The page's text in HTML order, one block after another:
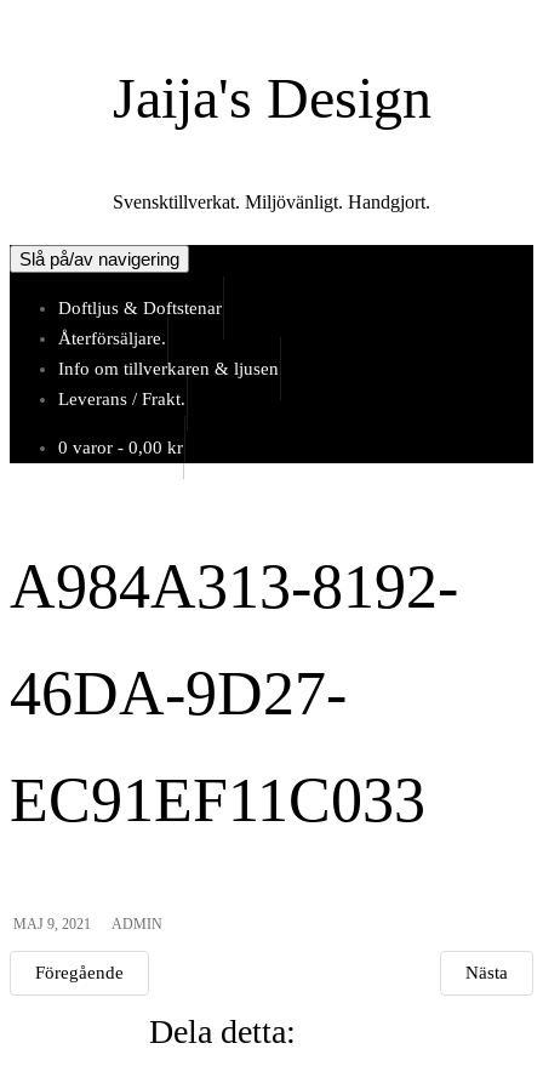
Jaija's Design
Svensktillverkat. Miljövänligt. Handgjort.
Slå på/av navigering
Doftljus & Doftstenar
Återförsäljare.
Info om tillverkaren & ljusen
Leverans / Frakt.
0 varor - 0,00 kr
A984A313-8192-
46DA-9D27-
EC91EF11C033
MAJ 9, 2021 ADMIN
Föregående Nästa
Dela detta: